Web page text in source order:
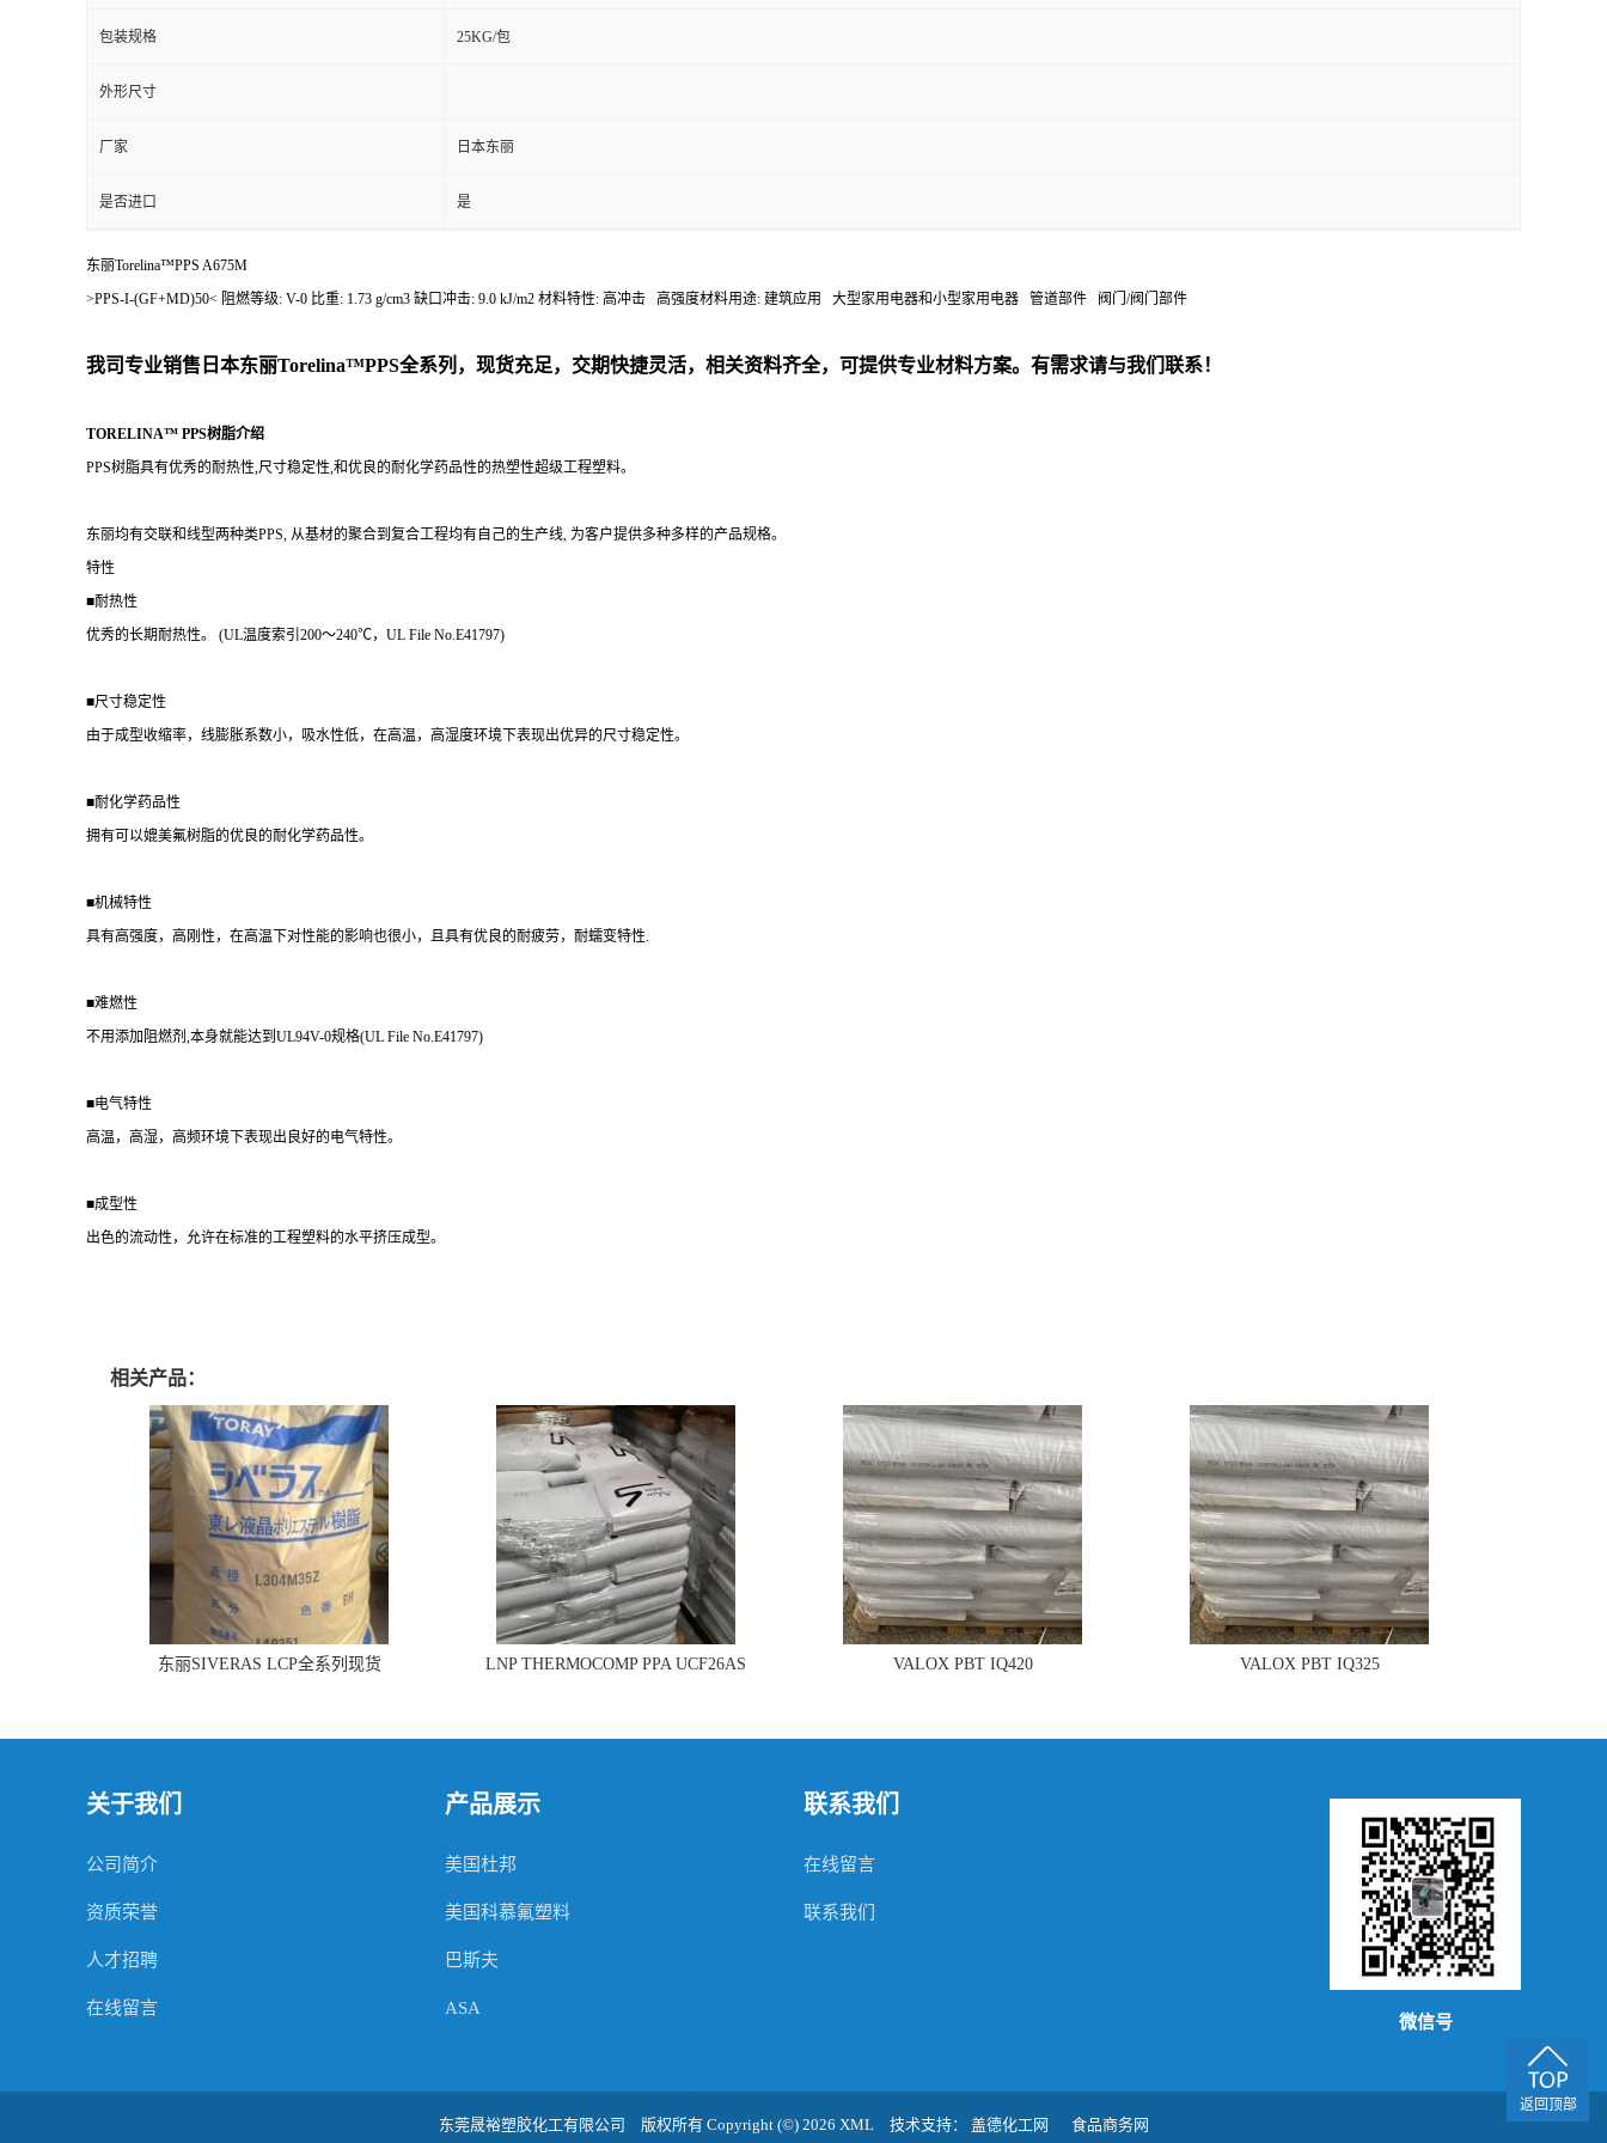
包装规格 25KG/包
外形尺寸
厂家 日本东丽
是否进口 是
东丽Torelina™PPS A675M
>PPS-I-(GF+MD)50< 阻燃等级: V-0 比重: 1.73 g/cm3 缺口冲击: 9.0 kJ/m2 材料特性: 高冲击 高强度材料用途: 建筑应用 大型家用电器和小型家用电器 管道部件 阀门/阀门部件
我司专业销售日本东丽Torelina™PPS全系列，现货充足，交期快捷灵活，相关资料齐全，可提供专业材料方案。有需求请与我们联系！
TORELINA™ PPS树脂介绍
PPS树脂具有优秀的耐热性,尺寸稳定性,和优良的耐化学药品性的热塑性超级工程塑料。
东丽均有交联和线型两种类PPS, 从基材的聚合到复合工程均有自己的生产线, 为客户提供多种多样的产品规格。
特性
■耐热性
优秀的长期耐热性。 (UL温度索引200～240℃，UL File No.E41797)
■尺寸稳定性
由于成型收缩率，线膨胀系数小，吸水性低，在高温，高湿度环境下表现出优异的尺寸稳定性。
■耐化学药品性
拥有可以媲美氟树脂的优良的耐化学药品性。
■机械特性
具有高强度，高刚性，在高温下对性能的影响也很小，且具有优良的耐疲劳，耐蠕变特性.
■难燃性
不用添加阻燃剂,本身就能达到UL94V-0规格(UL File No.E41797)
■电气特性
高温，高湿，高频环境下表现出良好的电气特性。
■成型性
出色的流动性，允许在标准的工程塑料的水平挤压成型。
相关产品：
东丽SIVERAS LCP全系列现货 LNP THERMOCOMP PPA UCF26AS VALOX PBT IQ420 VALOX PBT IQ325
关于我们
公司简介
资质荣誉
人才招聘
在线留言
产品展示
美国杜邦
美国科慕氟塑料
巴斯夫
ASA
联系我们
在线留言
联系我们
微信号
东莞晟裕塑胶化工有限公司 版权所有 Copyright (©) 2026 XML 技术支持： 盖德化工网 食品商务网
返回顶部